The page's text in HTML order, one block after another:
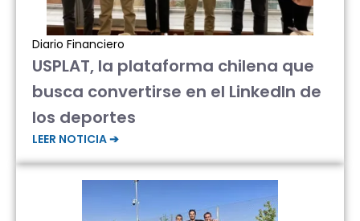
Diario Financiero
USPLAT, la plataforma chilena que
busca convertirse en el LinkedIn de
los deportes
LEER NOTICIA ➔